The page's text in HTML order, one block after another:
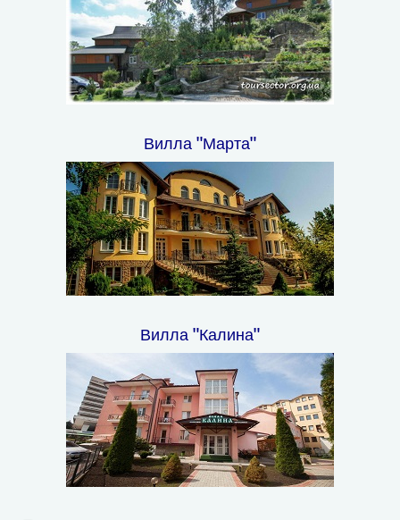
Вилла "Марта"
Вилла "Калина"